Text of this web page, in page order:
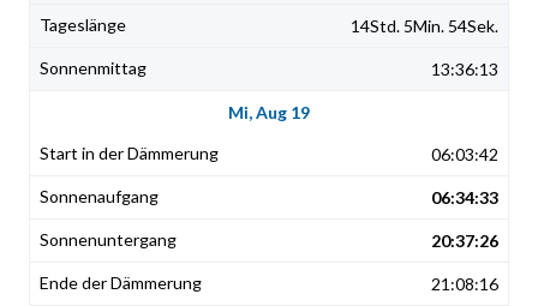
14Std. 5Min. 54Sek.
13:36:13
Mi, Aug 19
06:03:42
06:34:33
20:37:26
21:08:16